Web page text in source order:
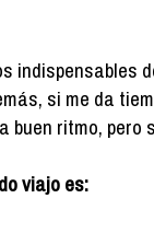
indispensables
si me da
buen ritmo, pero
viajo es: